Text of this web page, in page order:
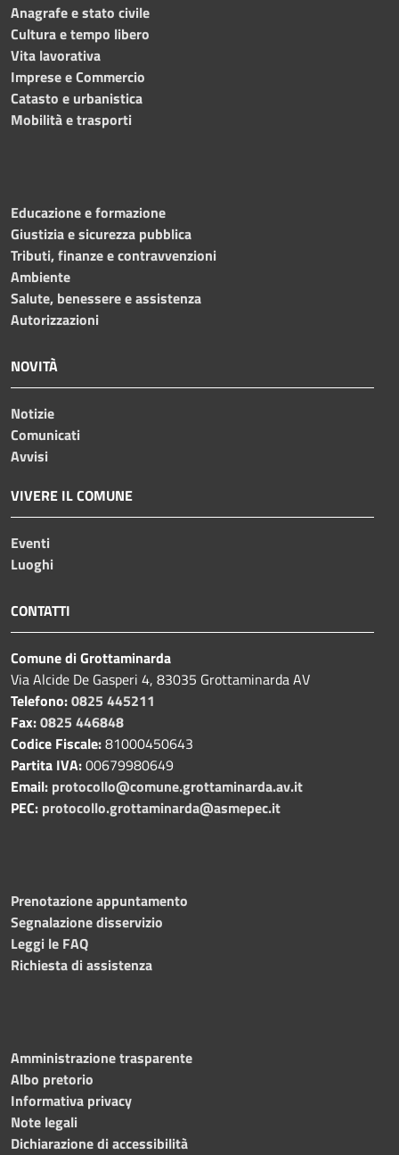
Anagrafe e stato civile
Cultura e tempo libero
Vita lavorativa
Imprese e Commercio
Catasto e urbanistica
Mobilità e trasporti
Educazione e formazione
Giustizia e sicurezza pubblica
Tributi, finanze e contravvenzioni
Ambiente
Salute, benessere e assistenza
Autorizzazioni
NOVITÀ
Notizie
Comunicati
Avvisi
VIVERE IL COMUNE
Eventi
Luoghi
CONTATTI
Comune di Grottaminarda
Via Alcide De Gasperi 4, 83035 Grottaminarda AV
Telefono:0825 445211
Fax:0825 446848
Codice Fiscale:81000450643
Partita IVA:00679980649
Email: protocollo@comune.grottaminarda.av.it
PEC: protocollo.grottaminarda@asmepec.it
Prenotazione appuntamento
Segnalazione disservizio
Leggi le FAQ
Richiesta di assistenza
Amministrazione trasparente
Albo pretorio
Informativa privacy
Note legali
Dichiarazione di accessibilità